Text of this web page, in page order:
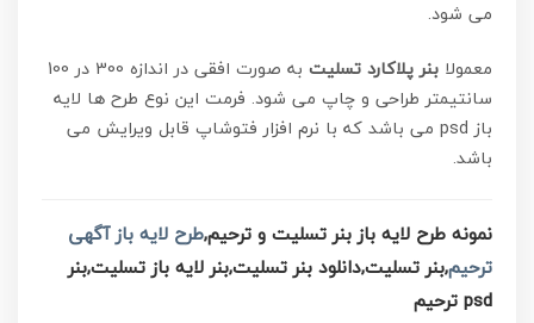
می شود.
معمولا بنر پلاکارد تسلیت
به صورت افقی در اندازه 300 در 100
سانتیمتر طراحی و چاپ می شود. فرمت این نوع طرح ها لایه
باز psd می باشد که با نرم افزار فتوشاپ قابل ویرایش می
باشد.
نمونه طرح لایه باز بنر تسلیت و ترحیم,طرح لایه باز آگهی
ترحیم,بنر تسلیت,دانلود بنر تسلیت,بنر لایه باز تسلیت,بنر
psd ترحیم